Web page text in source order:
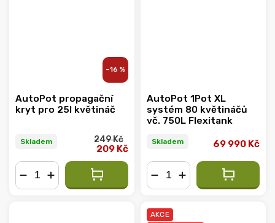
–16 %
AutoPot propagační
kryt pro 25l květináč
Skladem 249 Kč
209 Kč
AutoPot 1Pot XL
systém 80 květináčů
vč. 750L Flexitank
Skladem 69 990 Kč
AKCE